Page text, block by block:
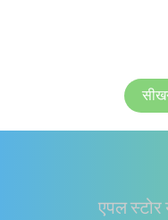
एपल स्टोर